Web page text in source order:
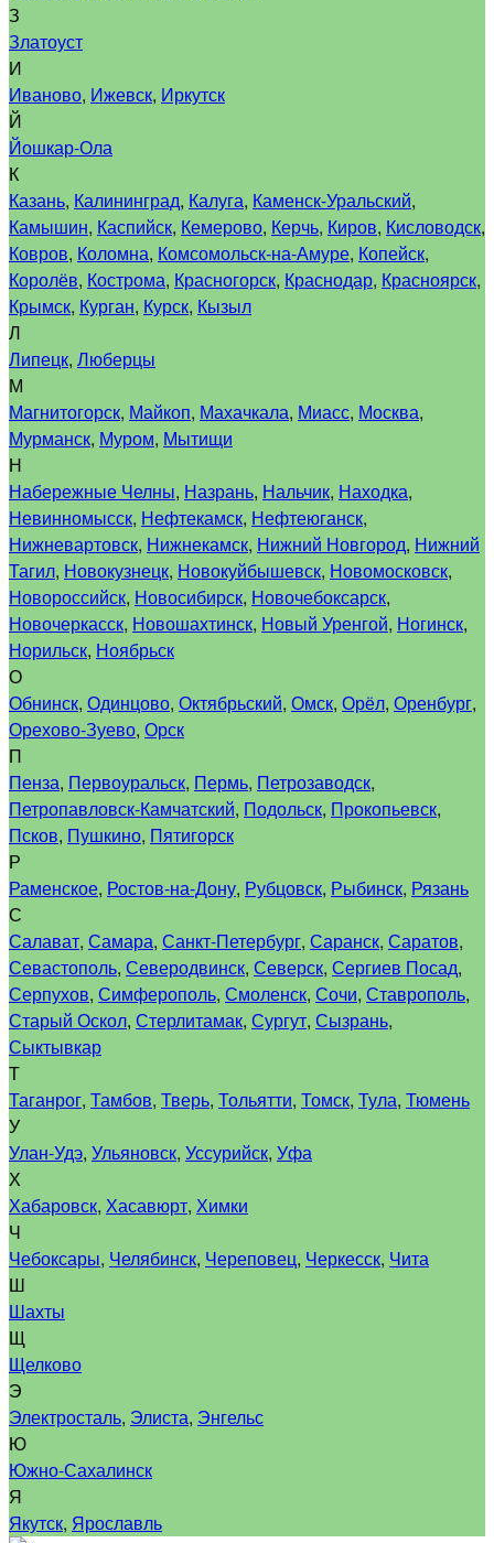
З
Златоуст
И
Иваново, Ижевск, Иркутск
Й
Йошкар-Ола
К
Казань, Калининград, Калуга, Каменск-Уральский,
Камышин, Каспийск, Кемерово, Керчь, Киров, Кисловодск,
Ковров, Коломна, Комсомольск-на-Амуре, Копейск,
Королёв, Кострома, Красногорск, Краснодар, Красноярск,
Крымск, Курган, Курск, Кызыл
Л
Липецк, Люберцы
М
Магнитогорск, Майкоп, Махачкала, Миасс, Москва,
Мурманск, Муром, Мытищи
Н
Набережные Челны, Назрань, Нальчик, Находка,
Невинномысск, Нефтекамск, Нефтеюганск,
Нижневартовск, Нижнекамск, Нижний Новгород, Нижний
Тагил, Новокузнецк, Новокуйбышевск, Новомосковск,
Новороссийск, Новосибирск, Новочебоксарск,
Новочеркасск, Новошахтинск, Новый Уренгой, Ногинск,
Норильск, Ноябрьск
О
Обнинск, Одинцово, Октябрьский, Омск, Орёл, Оренбург,
Орехово-Зуево, Орск
П
Пенза, Первоуральск, Пермь, Петрозаводск,
Петропавловск-Камчатский, Подольск, Прокопьевск,
Псков, Пушкино, Пятигорск
Р
Раменское, Ростов-на-Дону, Рубцовск, Рыбинск, Рязань
С
Салават, Самара, Санкт-Петербург, Саранск, Саратов,
Севастополь, Северодвинск, Северск, Сергиев Посад,
Серпухов, Симферополь, Смоленск, Сочи, Ставрополь,
Старый Оскол, Стерлитамак, Сургут, Сызрань,
Сыктывкар
Т
Таганрог, Тамбов, Тверь, Тольятти, Томск, Тула, Тюмень
У
Улан-Удэ, Ульяновск, Уссурийск, Уфа
Х
Хабаровск, Хасавюрт, Химки
Ч
Чебоксары, Челябинск, Череповец, Черкесск, Чита
Ш
Шахты
Щ
Щелково
Э
Электросталь, Элиста, Энгельс
Ю
Южно-Сахалинск
Я
Якутск, Ярославль